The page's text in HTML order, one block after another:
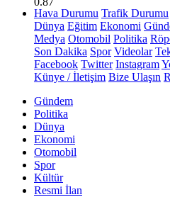
Hava Durumu Trafik Durumu
Dünya Eğitim Ekonomi
Medya Otomobil Politika
Son Dakika Spor Videolar
Facebook Twitter Instagram
Künye / İletişim Bize Ulaşın
Gündem
Politika
Dünya
Ekonomi
Otomobil
Spor
Kültür
Resmi İlan